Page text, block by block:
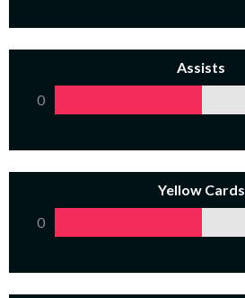
Assists
0
Yellow Cards
0